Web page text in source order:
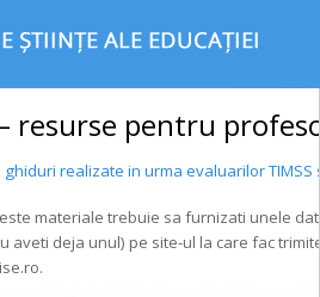
– resurse pentru
realizate in urma evaluarilor TIMSS
materiale trebuie sa furnizati unele
aveti deja unul) pe site-ul la care fac